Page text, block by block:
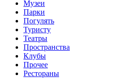
Музеи
Парки
Погулять
Туристу
Театры
Пространства
Клубы
Прочее
Рестораны